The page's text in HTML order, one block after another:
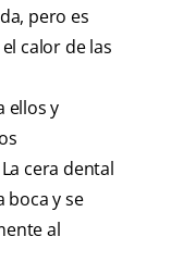
pero es
calor de las
ellos y
cera dental
boca y se
al